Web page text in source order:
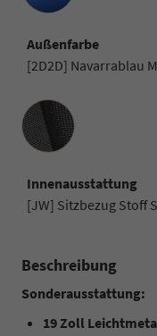
Außenfarbe
[2D2D] Navarrablau
Innenausstattung
Innenausstattung
[JW] Sitzbezug Stoff
Beschreibung
Sonderausstattung:
19 Zoll